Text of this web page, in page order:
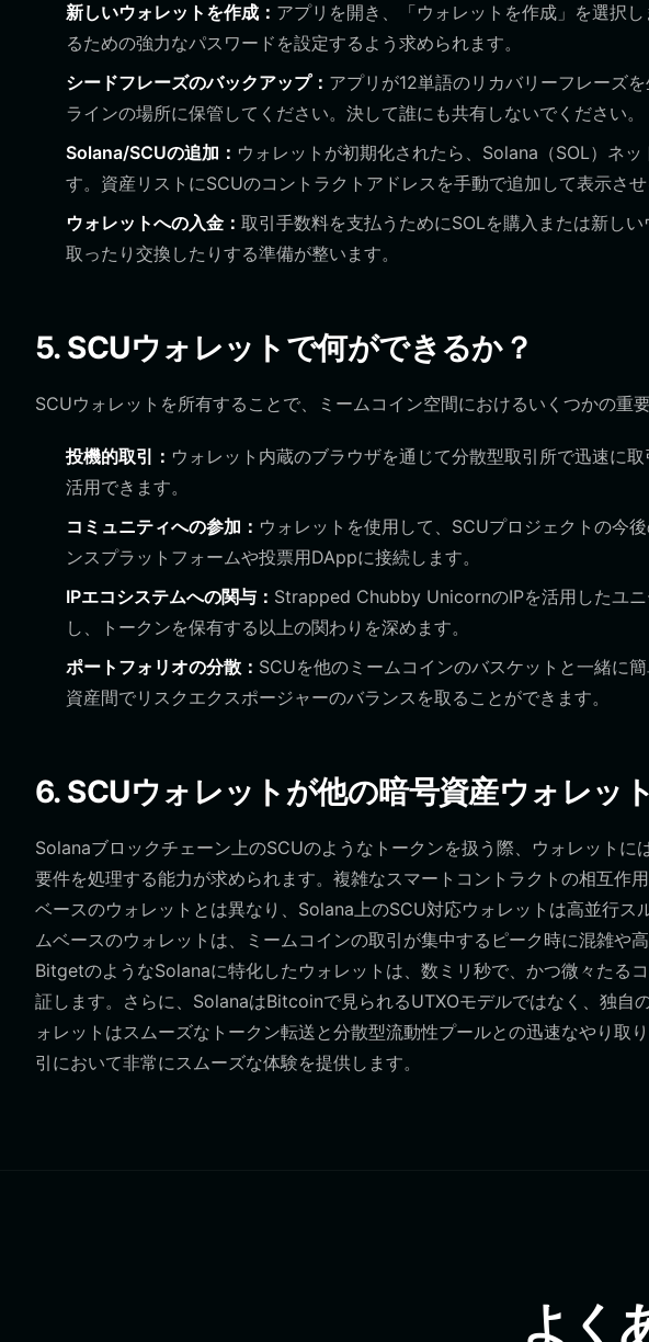
新しいウォレットを作成： アプリを開き、「ウォレットを作成」を選択
るための強力なパスワードを設定するよう求められます。
シードフレーズのバックアップ： アプリが12単語のリカバリーフレーズ
ラインの場所に保管してください。決して誰にも共有しないでください。
Solana/SCUの追加： ウォレットが初期化されたら、Solana（SOL）ネ
す。資産リストにSCUのコントラクトアドレスを手動で追加して表示させ
ウォレットへの入金： 取引手数料を支払うためにSOLを購入または新し
取ったり交換したりする準備が整います。
5. SCUウォレットで何ができるか？
SCUウォレットを所有することで、ミームコイン空間におけるいくつかの重
投機的取引： ウォレット内蔵のブラウザを通じて分散型取引所で迅速に
活用できます。
コミュニティへの参加： ウォレットを使用して、SCUプロジェクトの今
ンスプラットフォームや投票用DAppに接続します。
IPエコシステムへの関与： Strapped Chubby UnicornのIPを活用したユ
し、トークンを保有する以上の関わりを深めます。
ポートフォリオの分散： SCUを他のミームコインのバスケットと一緒に
資産間でリスクエクスポージャーのバランスを取ることができます。
6. SCUウォレットが他の暗号資産ウォレッ
Solanaブロックチェーン上のSCUのようなトークンを扱う際、ウォレット
要件を処理する能力が求められます。複雑なスマートコントラクトの相互作
ベースのウォレットとは異なり、Solana上のSCU対応ウォレットは高並行ス
ムベースのウォレットは、ミームコインの取引が集中するピーク時に混雑や
BitgetのようなSolanaに特化したウォレットは、数ミリ秒で、かつ微々たる
証します。さらに、SolanaはBitcoinで見られるUTXOモデルではなく、独自
ォレットはスムーズなトークン転送と分散型流動性プールとの迅速なやり取
引において非常にスムーズな体験を提供します。
よく